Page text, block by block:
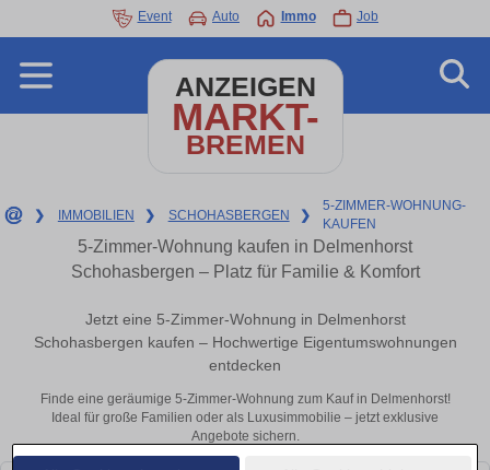
Event Auto Immo Job
ANZEIGEN
MARKT-
BREMEN
❯ IMMOBILIEN ❯ SCHOHASBERGEN ❯
5-ZIMMER-WOHNUNG-
KAUFEN
5-Zimmer-Wohnung kaufen in Delmenhorst
Schohasbergen – Platz für Familie & Komfort
Jetzt eine 5-Zimmer-Wohnung in Delmenhorst
Schohasbergen kaufen – Hochwertige Eigentumswohnungen
entdecken
Finde eine geräumige 5-Zimmer-Wohnung zum Kauf in Delmenhorst!
Ideal für große Familien oder als Luxusimmobilie – jetzt exklusive
Angebote sichern.